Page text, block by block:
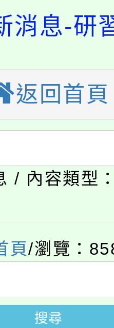
學年度第
師甄選結果(
保險知識
新住民語歌
學年度第
師甄選結果(
師甄選結果(
化大學推廣
溝通分析基
名參加。
教案入校路
教育專業人
查程序及
才培育課程
學年度第
師甄選結果(
保險知識
學年度學生
消息-研
返回首頁
/ 內容類型
頁/瀏覽：
搜尋